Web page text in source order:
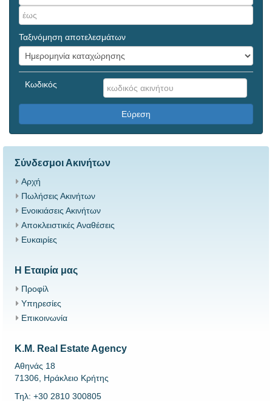
Ταξινόμηση αποτελεσμάτων
Κωδικός
Εύρεση
Σύνδεσμοι Ακινήτων
Αρχή
Πωλήσεις Ακινήτων
Ενοικιάσεις Ακινήτων
Αποκλειστικές Αναθέσεις
Ευκαιρίες
Η Εταιρία μας
Προφίλ
Υπηρεσίες
Επικοινωνία
K.M. Real Estate Agency
Αθηνάς 18
71306, Ηράκλειο Κρήτης
Τηλ: +30 2810 300805